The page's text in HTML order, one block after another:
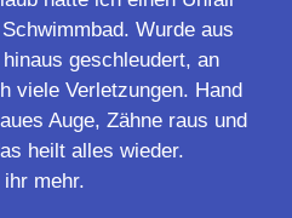
Wurde aus
geschleudert, an
viele Verletzungen. Hand
Auge, Zähne raus und
heilt alles wieder.
mehr.